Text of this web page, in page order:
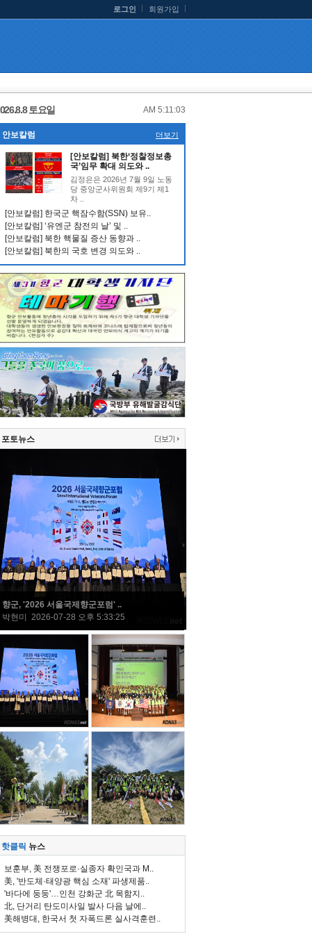
로그인 회원가입
토요일 AM 5:11:04
안보칼럼 더보기
[안보칼럼] 북한‘정찰정보총
국’임무 확대 의도와 ..
김정은은 2026년 7월 9일 노동
당 중앙군사위원회 제9기 제1
차 ..
[안보칼럼] 한국군 핵잠수함(SSN) 보유..
[안보칼럼] ‘유엔군 참전의 날’ 및 ..
[안보칼럼] 북한 핵물질 증산 동향과 ..
[안보칼럼] 북한의 국호 변경 의도와 ..
포토뉴스
향군, '2026 서울국제향군포럼' ..
박현미 2026-07-28 오후 5:33:25
핫클릭 뉴스
보훈부, 美 전쟁포로·실종자 확인국과 M..
美, '반도체·태양광 핵심 소재' 파생제품..
'바다에 둥둥'…인천 강화군 北 목함지..
北, 단거리 탄도미사일 발사 다음 날에..
美해병대, 한국서 첫 자폭드론 실사격훈련..